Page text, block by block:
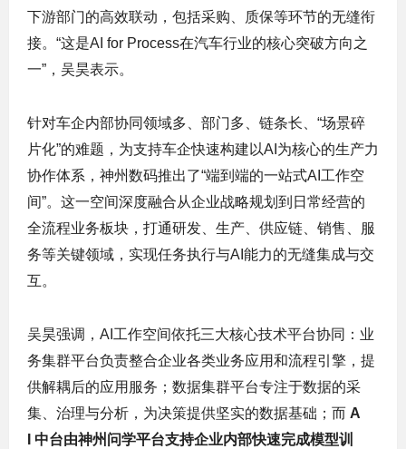
下游部门的高效联动，包括采购、质保等环节的无缝衔
接。“这是AI for Process在汽车行业的核心突破方向之
一”，吴昊表示。
针对车企内部协同领域多、部门多、链条长、“场景碎
片化”的难题，为支持车企快速构建以AI为核心的生产力
协作体系，神州数码推出了“端到端的一站式AI工作空
间”。这一空间深度融合从企业战略规划到日常经营的
全流程业务板块，打通研发、生产、供应链、销售、服
务等关键领域，实现任务执行与AI能力的无缝集成与交
互。
吴昊强调，AI工作空间依托三大核心技术平台协同：业
务集群平台负责整合企业各类业务应用和流程引擎，提
供解耦后的应用服务；数据集群平台专注于数据的采
集、治理与分析，为决策提供坚实的数据基础；而 A
中台由神州问学平台支持企业内部快速完成模型训